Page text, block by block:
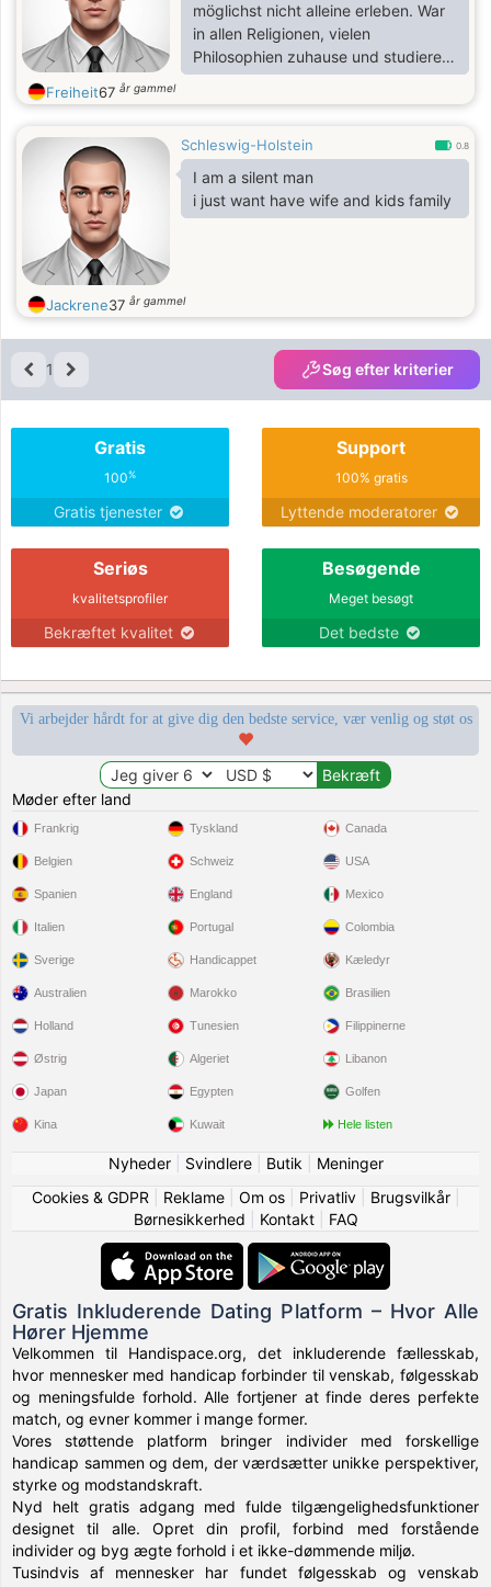
möglichst nicht alleine erleben. War
in allen Religionen, vielen
Philosophien zuhause und studiere
jetzt oft theor. Physik. Liebe die
Kommunikation, Begegnung mit den
altruistisches Streben, denn es muß
nichts mehr erreicht werden. Alles ist
gegeben.
Freiheit67 år gammel
Schleswig-Holstein 0.8
I am a silent man
i just want have wife and kids family
Jackrene37 år gammel
1 Søg efter kriterier
Gratis
100%
Gratis tjenester
Support
100% gratis
Lyttende moderatorer
Seriøs
kvalitetsprofiler
Bekræftet kvalitet
Besøgende
Meget besøgt
Det bedste
Vi arbejder hårdt for at give dig den bedste service, vær venlig og støt os
Møder efter land
Frankrig
Belgien
Spanien
Italien
Sverige
Tyskland
Schweiz
England
Portugal
Handicappet
Canada
USA
Mexico
Colombia
Kæledyr
Australien
Holland
Østrig
Japan
Kina
Marokko
Tunesien
Algeriet
Egypten
Kuwait
Brasilien
Filippinerne
Libanon
Golfen
Hele listen
Nyheder| Svindlere| Butik
Meninger
Cookies & GDPR
Reklame| Om os| Privatliv| Brugsvilkår|
Børnesikkerhed
Kontakt| FAQ
Gratis Inkluderende Dating Platform – Hvor Alle
Hører Hjemme
Velkommen til Handispace.org, det inkluderende fællesskab,
hvor mennesker med handicap forbinder til venskab, følgesskab
og meningsfulde forhold. Alle fortjener at finde deres perfekte
match, og evner kommer i mange former.
Vores støttende platform bringer individer med forskellige
handicap sammen og dem, der værdsætter unikke perspektiver,
styrke og modstandskraft.
Nyd helt gratis adgang med fulde tilgængelighedsfunktioner
designet til alle. Opret din profil, forbind med forstående
individer og byg ægte forhold i et ikke-dømmende miljø.
Tusindvis af mennesker har fundet følgesskab og venskab